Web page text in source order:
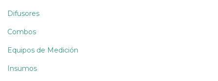
Difusores
Combos
Equipos de Medición
Insumos